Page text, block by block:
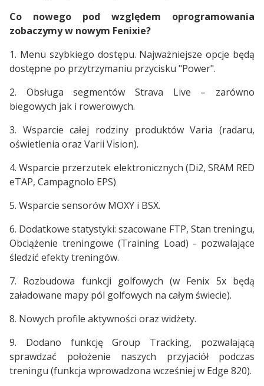
Co nowego pod względem oprogramowania
zobaczymy w nowym Fenixie?
1. Menu szybkiego dostępu. Najważniejsze opcje będą
dostępne po przytrzymaniu przycisku "Power".
2. Obsługa segmentów Strava Live – zarówno
biegowych jak i rowerowych.
3. Wsparcie całej rodziny produktów Varia (radaru,
oświetlenia oraz Varii Vision).
4. Wsparcie przerzutek elektronicznych (Di2, SRAM RED
eTAP, Campagnolo EPS)
5. Wsparcie sensorów MOXY i BSX.
6. Dodatkowe statystyki: szacowane FTP, Stan treningu,
Obciążenie treningowe (Training Load) - pozwalające
śledzić efekty treningów.
7. Rozbudowa funkcji golfowych (w Fenix 5x będą
załadowane mapy pól golfowych na całym świecie).
8. Nowych profile aktywności oraz widżety.
9. Dodano funkcję Group Tracking, pozwalającą
sprawdzać położenie naszych przyjaciół podczas
treningu (funkcja wprowadzona wcześniej w Edge 820).